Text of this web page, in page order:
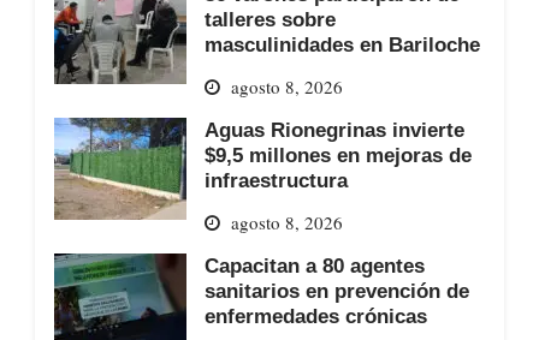
talleres sobre
masculinidades en Bariloche
agosto 8, 2026
Aguas Rionegrinas invierte
$9,5 millones en mejoras de
infraestructura
agosto 8, 2026
Capacitan a 80 agentes
sanitarios en prevención de
enfermedades crónicas